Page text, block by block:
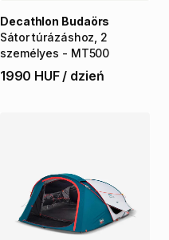
Sátor túrázáshoz 2
személyes - MT500
Decathlon Budaörs
1990 HUF / dzień